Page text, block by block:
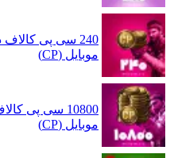
240 سی پی کالاف دیوتی
موبایل (CP)
10800 سی پی کالاف دیوتی
موبایل (CP)